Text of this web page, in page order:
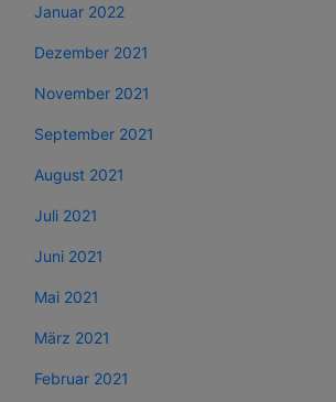
Januar 2022
Dezember 2021
November 2021
September 2021
August 2021
Juli 2021
Juni 2021
Mai 2021
März 2021
Februar 2021